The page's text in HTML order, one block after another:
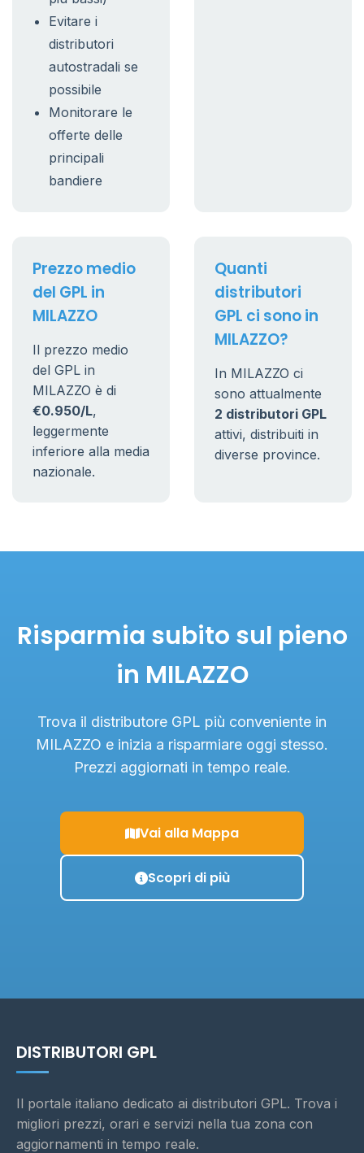
Evitare i
distributori
autostradali se
possibile
Monitorare le
offerte delle
principali
bandiere
Prezzo medio
del GPL in
MILAZZO
Il prezzo medio
del GPL in
MILAZZO è di
€0.950/L,
leggermente
inferiore alla media
nazionale.
Quanti
distributori
GPL ci sono in
MILAZZO?
In MILAZZO ci
sono attualmente
2 distributori GPL
attivi, distribuiti in
diverse province.
Risparmia subito sul pieno
in MILAZZO
Trova il distributore GPL più conveniente in
MILAZZO e inizia a risparmiare oggi stesso.
Prezzi aggiornati in tempo reale.
Vai alla Mappa
Scopri di più
DISTRIBUTORI GPL
Il portale italiano dedicato ai distributori GPL. Trova i
migliori prezzi, orari e servizi nella tua zona con
aggiornamenti in tempo reale.